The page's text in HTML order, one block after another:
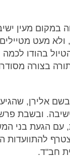
במקום מעין
ולא מעט
בהודו לכמה
בצורה
אלירן,
ובשבת
עם הגעת בני
להתוועדות
חב"ד.